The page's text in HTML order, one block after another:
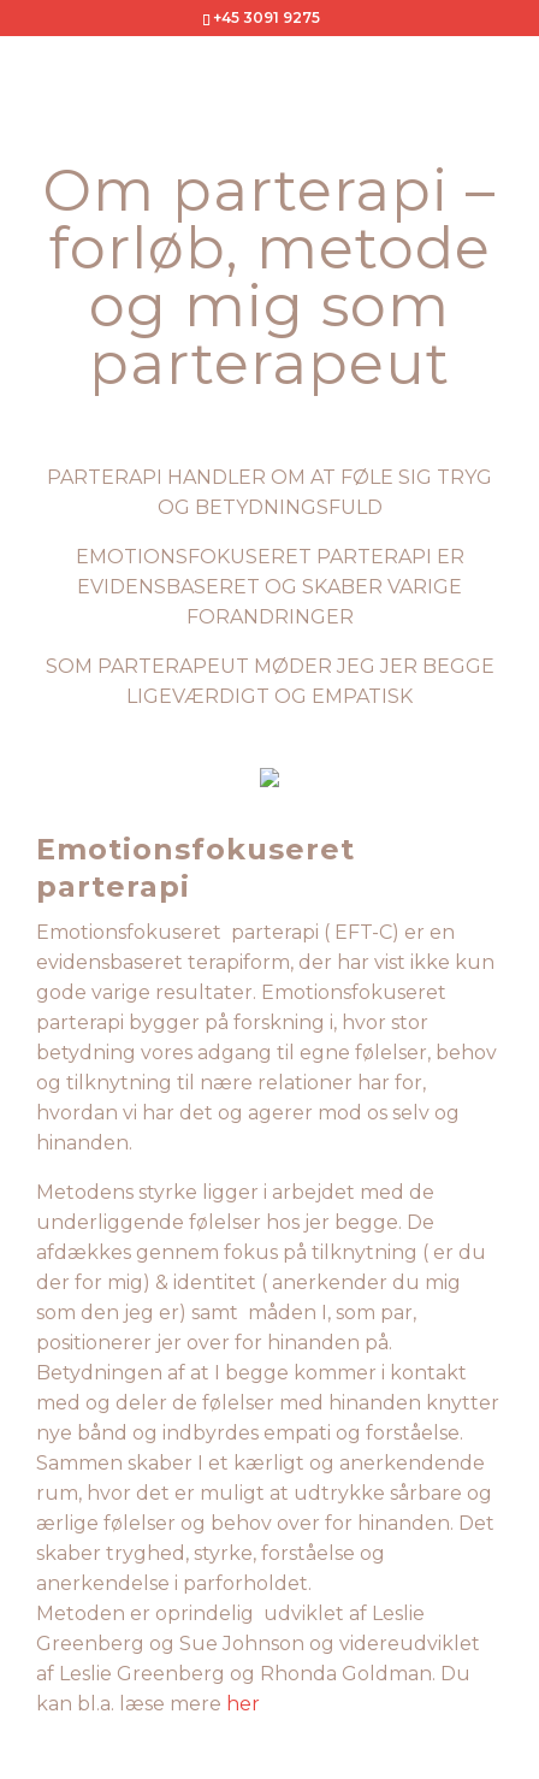
+45 3091 9275
Om parterapi –
forløb, metode
og mig som
parterapeut
PARTERAPI HANDLER OM AT FØLE SIG TRYG
OG BETYDNINGSFULD
EMOTIONSFOKUSERET PARTERAPI ER
EVIDENSBASERET OG SKABER VARIGE
FORANDRINGER
SOM PARTERAPEUT MØDER JEG JER BEGGE
LIGEVÆRDIGT OG EMPATISK
Emotionsfokuseret
parterapi
Emotionsfokuseret parterapi ( EFT-C) er en
evidensbaseret terapiform, der har vist ikke kun
gode varige resultater. Emotionsfokuseret
parterapi bygger på forskning i, hvor stor
betydning vores adgang til egne følelser, behov
og tilknytning til nære relationer har for,
hvordan vi har det og agerer mod os selv og
hinanden.
Metodens styrke ligger i arbejdet med de
underliggende følelser hos jer begge. De
afdækkes gennem fokus på tilknytning ( er du
der for mig) & identitet ( anerkender du mig
som den jeg er) samt måden I, som par,
positionerer jer over for hinanden på.
Betydningen af at I begge kommer i kontakt
med og deler de følelser med hinanden knytter
nye bånd og indbyrdes empati og forståelse.
Sammen skaber I et kærligt og anerkendende
rum, hvor det er muligt at udtrykke sårbare og
ærlige følelser og behov over for hinanden. Det
skaber tryghed, styrke, forståelse og
anerkendelse i parforholdet.
Metoden er oprindelig udviklet af Leslie
Greenberg og Sue Johnson og videreudviklet
af Leslie Greenberg og Rhonda Goldman. Du
kan bl.a. læse mere her